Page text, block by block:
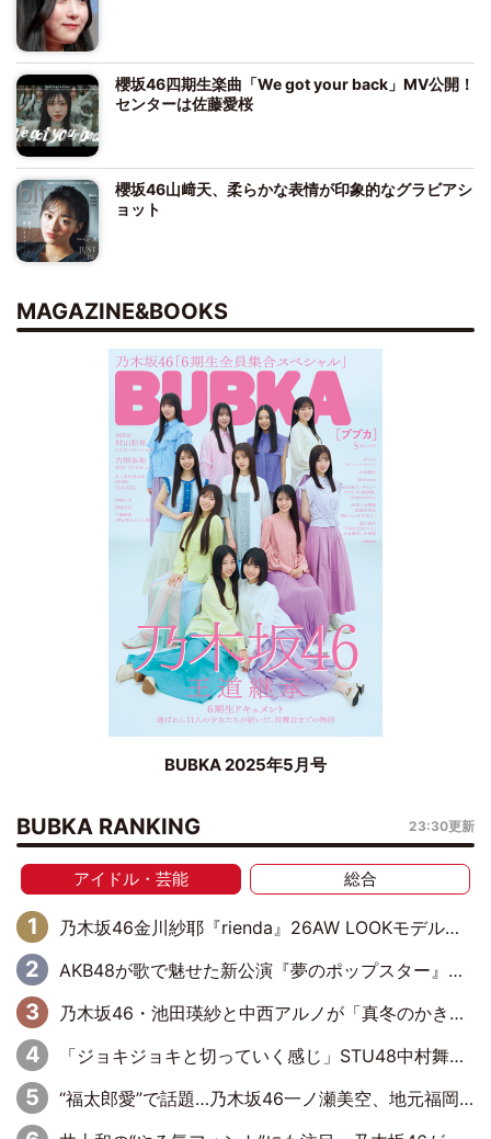
櫻坂46四期生楽曲「We got your back」MV公開！
センターは佐藤愛桜
櫻坂46山﨑天、柔らかな表情が印象的なグラビアシ
ョット
MAGAZINE&BOOKS
BUBKA 2025年5月号
BUBKA RANKING 23:30更新
アイドル・芸能 総合
乃木坂46金川紗耶『rienda』26AW LOOKモデルに就任
AKB48が歌で魅せた新公演『夢のポップスター』 初日から全身全霊のステージ
乃木坂46・池田瑛紗と中西アルノが「真冬のかき氷」騒動で火花散らす！ 因縁の裏にあるのは、逆境をともに“凌”ぐ似た者同士の絆
「ジョキジョキと切っていく感じ」STU48中村舞、新しい挑戦は自らの手で
“福太郎愛”で話題…乃木坂46一ノ瀬美空、地元福岡『めんべい25周年トップサポーター』に就任